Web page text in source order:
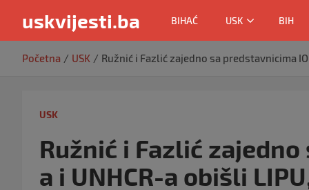
uskvijesti.ba BIHAĆ USK BIH
Početna USK Ružnić i Fazlić zajedno sa predstavnicima
USK
Ružnić i Fazlić
a i UNHCR-a obišli